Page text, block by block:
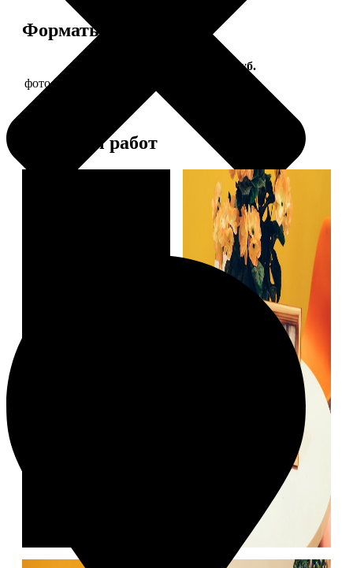
Форматы и цены
Цена, руб.
фото 15х15 в деревянной рамке
Примеры работ